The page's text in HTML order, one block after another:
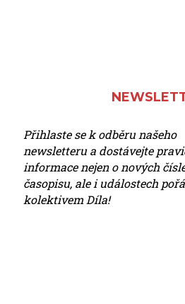
Přihlaste se k odběru našeho
newsletteru a dostávejte
informace nejen o nových
časopisu, ale i událostech
kolektivem Díla!